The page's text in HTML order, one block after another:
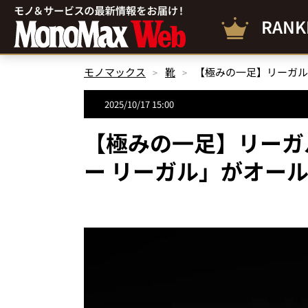
モノマックス 靴
2025/10/17 15:00
【極みの一足】リー
ー リーガル」がオー